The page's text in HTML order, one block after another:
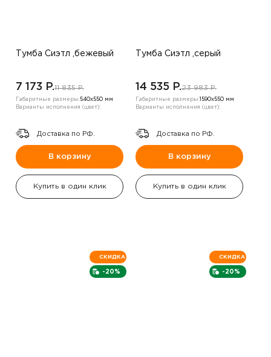
Тумба Сиэтл ,бежевый
7 173 P.11 835 P.
Габаритные размеры:540х550 мм
Варианты исполнения (цвет):
Доставка по РФ.
В корзину
Купить в один клик
Тумба Сиэтл ,серый
14 535 P.23 983 P.
Габаритные размеры: 1590х550 мм
Варианты исполнения (цвет):
Доставка по РФ.
В корзину
Купить в один клик
-20%
СКИДКА
-20%
СКИДКА